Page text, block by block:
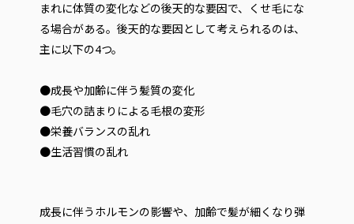
まれに体質の変化などの後天的な要因で、くせ毛にな
る場合がある。後天的な要因として考えられるのは、
主に以下の4つ。
●成長や加齢に伴う髪質の変化
●毛穴の詰まりによる毛根の変形
●栄養バランスの乱れ
●生活習慣の乱れ
成長に伴うホルモンの影響や、加齢で髪が細くなり弾